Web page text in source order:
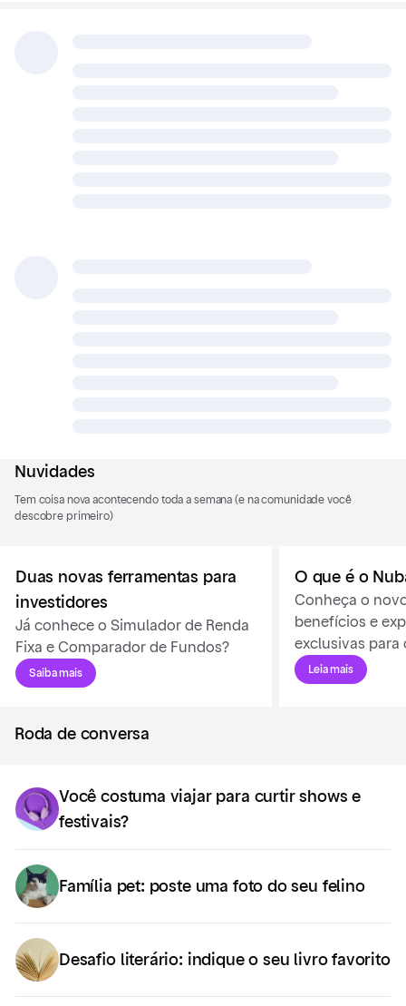
Nuvidades
Tem coisa nova acontecendo toda a semana (e na comunidade você
descobre primeiro)
Duas novas ferramentas para
investidores
Já conhece o Simulador de Renda
Fixa e Comparador de Fundos?
Saiba mais
O que é o
Conheça o
benefícios e
exclusivas para
Leia mais
Roda de conversa
Você costuma viajar para curtir shows e
festivais?
Família pet: poste uma foto do seu felino
Desafio literário: indique o seu livro favorito